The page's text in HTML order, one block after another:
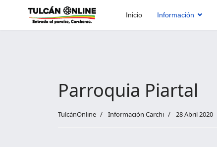
Inicio Información
Parroquia Piartal
TulcánOnline Información Carchi 28 Abril 2020